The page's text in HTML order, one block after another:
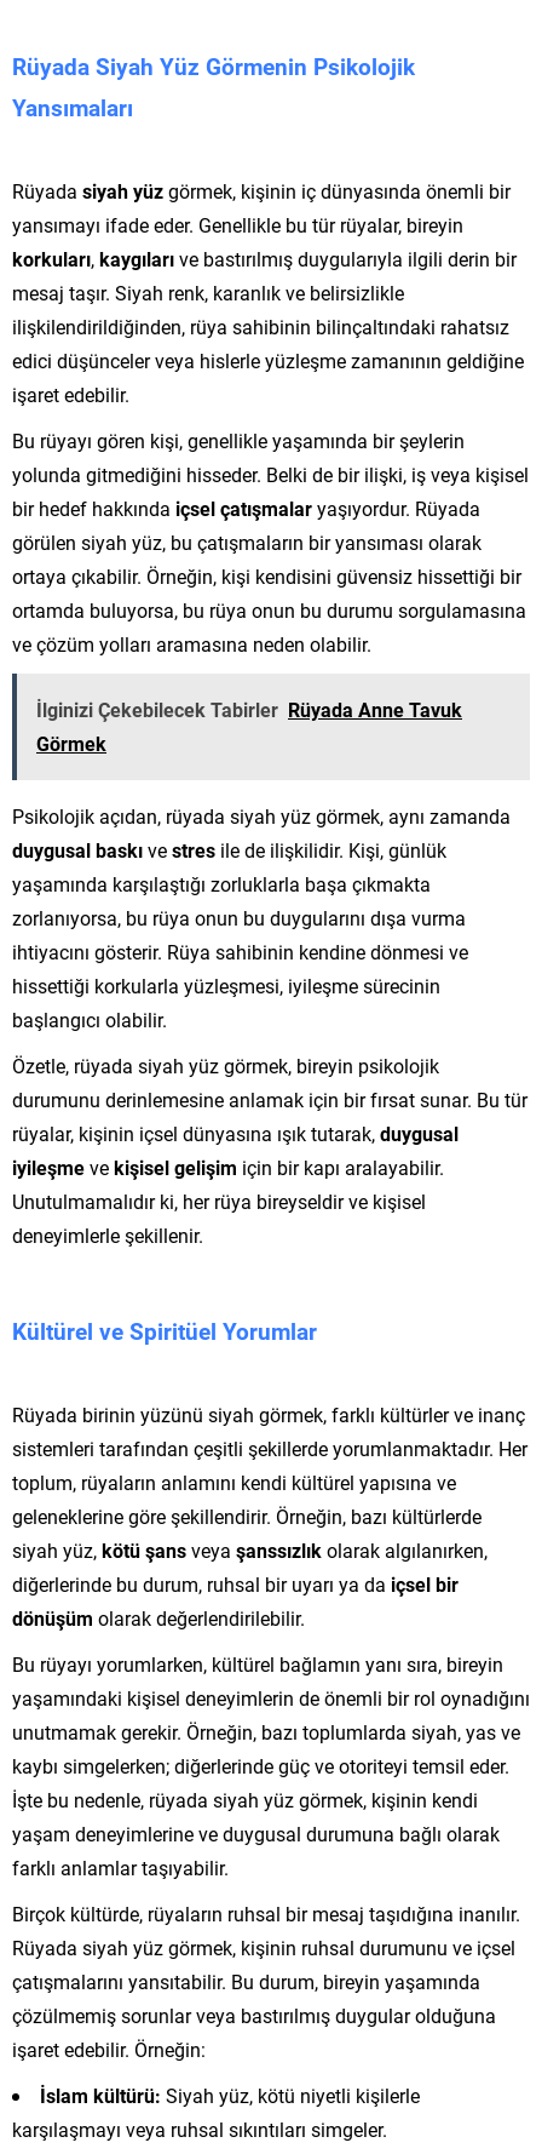
Rüyada Siyah Yüz Görmenin Psikolojik
Yansımaları
Rüyada siyah yüzgörmek, kişinin iç dünyasında önemli bir
yansımayı ifade eder. Genellikle bu tür rüyalar, bireyin
korkuları,kaygılarıve bastırılmış duygularıyla ilgili derin bir
mesaj taşır. Siyah renk, karanlık ve belirsizlikle
ilişkilendirildiğinden, rüya sahibinin bilinçaltındaki rahatsız
edici düşünceler veya hislerle yüzleşme zamanının geldiğine
işaret edebilir.
Bu rüyayı gören kişi, genellikle yaşamında bir şeylerin
yolunda gitmediğini hisseder. Belki de bir ilişki, iş veya kişisel
bir hedef hakkında içsel çatışmalaryaşıyordur. Rüyada
görülen siyah yüz, bu çatışmaların bir yansıması olarak
ortaya çıkabilir. Örneğin, kişi kendisini güvensiz hissettiği bir
ortamda buluyorsa, bu rüya onun bu durumu sorgulamasına
ve çözüm yolları aramasına neden olabilir.
İlginizi Çekebilecek Tabirler Rüyada Anne Tavuk
Görmek
Psikolojik açıdan, rüyada siyah yüz görmek, aynı zamanda
duygusal baskıvestres ile de ilişkilidir. Kişi, günlük
yaşamında karşılaştığı zorluklarla başa çıkmakta
zorlanıyorsa, bu rüya onun bu duygularını dışa vurma
ihtiyacını gösterir. Rüya sahibinin kendine dönmesi ve
hissettiği korkularla yüzleşmesi, iyileşme sürecinin
başlangıcı olabilir.
Özetle, rüyada siyah yüz görmek, bireyin psikolojik
durumunu derinlemesine anlamak için bir fırsat sunar. Bu tür
rüyalar, kişinin içsel dünyasına ışık tutarak,duygusal
iyileşmevekişisel gelişim için bir kapı aralayabilir.
Unutulmamalıdır ki, her rüya bireyseldir ve kişisel
deneyimlerle şekillenir.
Kültürel ve Spiritüel Yorumlar
Rüyada birinin yüzünü siyah görmek, farklı kültürler ve inanç
sistemleri tarafından çeşitli şekillerde yorumlanmaktadır. Her
toplum, rüyaların anlamını kendi kültürel yapısına ve
geleneklerine göre şekillendirir. Örneğin, bazı kültürlerde
siyah yüz,kötü şansveya şanssızlıkolarak algılanırken,
diğerlerinde bu durum, ruhsal bir uyarı ya da içsel bir
dönüşüm olarak değerlendirilebilir.
Bu rüyayı yorumlarken, kültürel bağlamın yanı sıra, bireyin
yaşamındaki kişisel deneyimlerin de önemli bir rol oynadığını
unutmamak gerekir. Örneğin, bazı toplumlarda siyah, yas ve
kaybı simgelerken; diğerlerinde güç ve otoriteyi temsil eder.
İşte bu nedenle, rüyada siyah yüz görmek, kişinin kendi
yaşam deneyimlerine ve duygusal durumuna bağlı olarak
farklı anlamlar taşıyabilir.
Birçok kültürde, rüyaların ruhsal bir mesaj taşıdığına inanılır.
Rüyada siyah yüz görmek, kişinin ruhsal durumunu ve içsel
çatışmalarını yansıtabilir. Bu durum, bireyin yaşamında
çözülmemiş sorunlar veya bastırılmış duygular olduğuna
işaret edebilir. Örneğin:
İslam kültürü: Siyah yüz, kötü niyetli kişilerle
karşılaşmayı veya ruhsal sıkıntıları simgeler.